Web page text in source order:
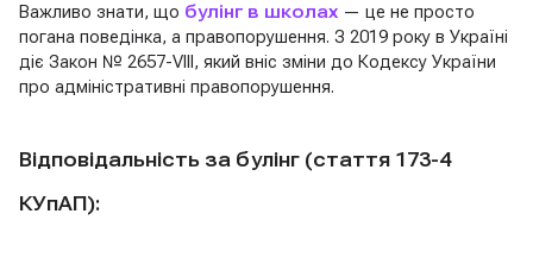
Важливо знати, що булінг в школах — це не просто
погана поведінка, а правопорушення. З 2019 року в Україні
діє Закон № 2657-VIII, який вніс зміни до Кодексу України
про адміністративні правопорушення.
Відповідальність за булінг (стаття 173-4
КУпАП):